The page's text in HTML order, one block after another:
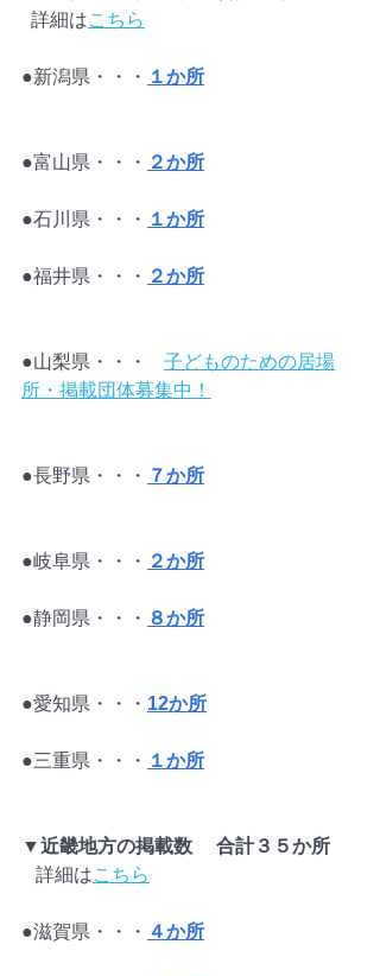
  詳細は
こちら
●新潟県・・・ １か所
●富山県・・・ ２か所
●石川県・・・ １か所
●福井県・・・ ２か所
子どものための居場
所・掲載団体募集中！
●長野県・・・ ７か所
●岐阜県・・・ ２か所
●静岡県・・・ ８か所
●愛知県・・・ 12か所
●三重県・・・ １か所
▼近畿地方の掲載数　 合計３５か所
   詳細は
こちら
●滋賀県・・・ ４か所